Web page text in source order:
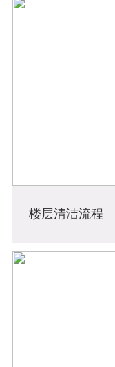
楼层清洁流程